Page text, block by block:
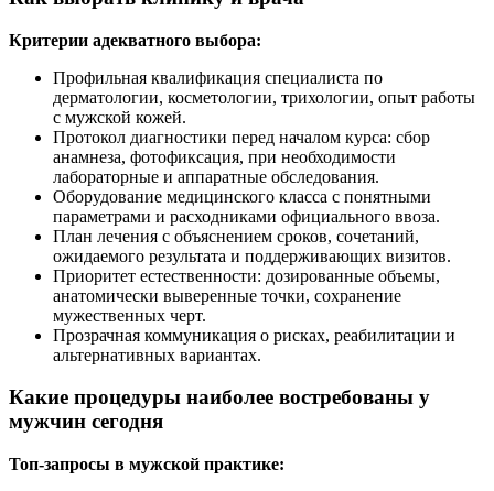
Критерии адекватного выбора:
Профильная квалификация специалиста по
дерматологии, косметологии, трихологии, опыт работы
с мужской кожей.
Протокол диагностики перед началом курса: сбор
анамнеза, фотофиксация, при необходимости
лабораторные и аппаратные обследования.
Оборудование медицинского класса с понятными
параметрами и расходниками официального ввоза.
План лечения с объяснением сроков, сочетаний,
ожидаемого результата и поддерживающих визитов.
Приоритет естественности: дозированные объемы,
анатомически выверенные точки, сохранение
мужественных черт.
Прозрачная коммуникация о рисках, реабилитации и
альтернативных вариантах.
Какие процедуры наиболее востребованы у
мужчин сегодня
Топ-запросы в мужской практике: